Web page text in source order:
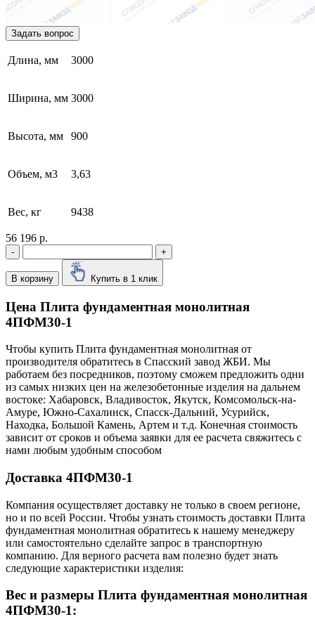
Задать вопрос
Длина, мм 3000
Ширина, мм 3000
Высота, мм 900
Объем, м3 3,63
Вес, кг 9438
56 196 р.
- +
В корзину Купить в 1 клик
Цена Плита фундаментная монолитная
4ПФМ30-1
Чтобы купить Плита фундаментная монолитная от
производителя обратитесь в Cпасский завод ЖБИ. Мы
работаем без посредников, поэтому сможем предложить одни
из самых низких цен на железобетонные изделия на дальнем
востоке: Хабаровск, Владивосток, Якутск, Комсомольск-на-
Амуре, Южно-Сахалинск, Спасск-Дальний, Усурийск,
Находка, Большой Камень, Артем и т.д. Конечная стоимость
зависит от сроков и объема заявки для ее расчета свяжитесь с
нами любым удобным способом
Доставка 4ПФМ30-1
Компания осуществляет доставку не только в своем регионе,
но и по всей России. Чтобы узнать стоимость доставки Плита
фундаментная монолитная обратитесь к нашему менеджеру
или самостоятельно сделайте запрос в транспортную
компанию. Для верного расчета вам полезно будет знать
следующие характеристики изделия:
Вес и размеры Плита фундаментная монолитная
4ПФМ30-1: